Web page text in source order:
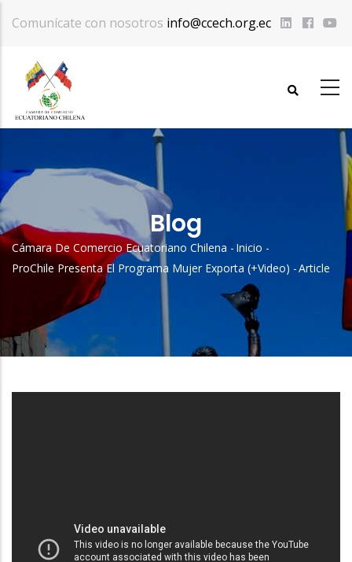
contenido
principal
Comunícate con nosotros info@ccech.org.ec
Blog
Sobrescribir
Enlaces
Ayuda
A
Cámara De Comercio Ecuatoriano Chilena - Inicio -
ProChile Presenta El Programa Mujer Exporta (+Video) -Article